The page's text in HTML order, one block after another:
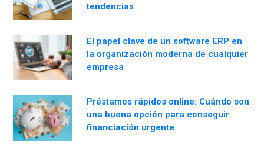
tendencias
El papel clave de un software ERP en
la organización moderna de cualquier
empresa
Préstamos rápidos online: Cuándo son
una buena opción para conseguir
financiación urgente